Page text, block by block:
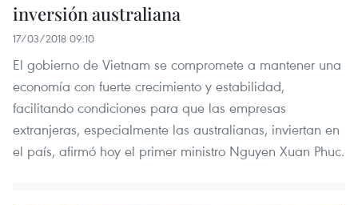
inversión australiana
17/03/2018 09:10
El gobierno de Vietnam se compromete a mantener una
economía con fuerte crecimiento y estabilidad,
facilitando condiciones para que las empresas
extranjeras, especialmente las australianas, inviertan en
el país, afirmó hoy el primer ministro Nguyen Xuan Phuc.